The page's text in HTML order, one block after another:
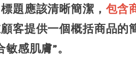
題應該清晰簡潔， 包含
客提供一個概括商品的
感肌膚”。